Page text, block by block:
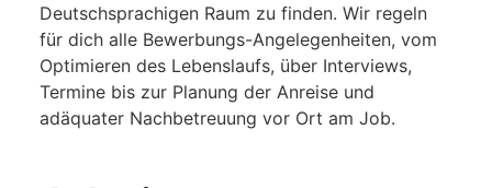
Deutschsprachigen Raum zu finden. Wir regeln
für dich alle Bewerbungs-Angelegenheiten, vom
Optimieren des Lebenslaufs, über Interviews,
Termine bis zur Planung der Anreise und
adäquater Nachbetreuung vor Ort am Job.